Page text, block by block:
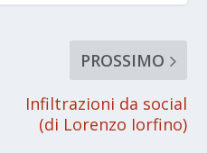
PROSSIMO
Infiltrazioni da social
(di Lorenzo Iorfino)